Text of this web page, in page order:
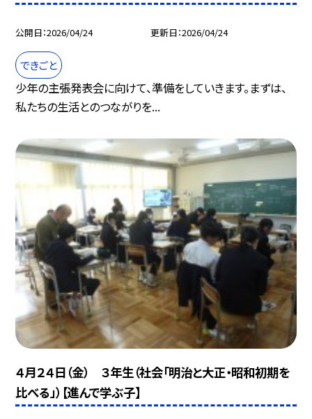
公開日 2026/04/24 更新日 2026/04/24
できごと
少年の主張発表会に向けて、準備をしていきます。まずは、
私たちの生活とのつながりを...
４月２４日（金） ３年生（社会「明治と大正・昭和初期を
比べる」）【進んで学ぶ子】